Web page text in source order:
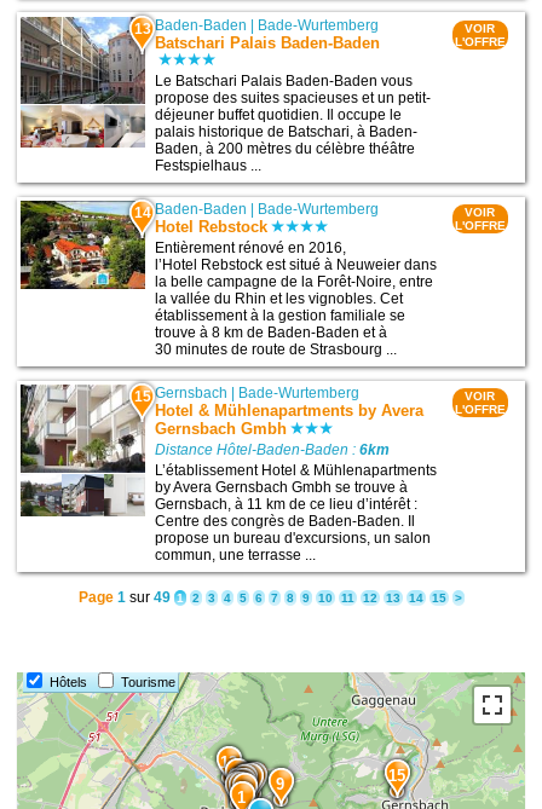
13 Baden-Baden Bade-Wurtemberg
Batschari Palais Baden-Baden
Le Batschari Palais Baden-Baden vous
propose des suites spacieuses et un petit-
déjeuner buffet quotidien. Il occupe le
palais historique de Batschari, à Baden-
Baden, à 200 mètres du célèbre théâtre
Festspielhaus ...
VOIR
L'OFFRE
14 Baden-Baden Bade-Wurtemberg
Hotel Rebstock
Entièrement rénové en 2016,
l’Hotel Rebstock est situé à Neuweier dans
la belle campagne de la Forêt-Noire, entre
la vallée du Rhin et les vignobles. Cet
établissement à la gestion familiale se
trouve à 8 km de Baden-Baden et à
30 minutes de route de Strasbourg ...
VOIR
L'OFFRE
15 Gernsbach Bade-Wurtemberg
Hotel & Mühlenapartments by Avera
Gernsbach Gmbh
Distance Hôtel-Baden-Baden :6km
L’établissement Hotel & Mühlenapartments
by Avera Gernsbach Gmbh se trouve à
Gernsbach, à 11 km de ce lieu d’intérêt :
Centre des congrès de Baden-Baden. Il
propose un bureau d'excursions, un salon
commun, une terrasse ...
VOIR
L'OFFRE
Page 1sur 49 1 2 3 4 5 6 7 8 9 10 11 12 13 14 15 >
Hôtels Tourisme
15
13
1211
10 9
8 7
6
54
32
1